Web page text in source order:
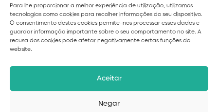
Para lhe proporcionar a melhor experiência de utilização, utilizamos
tecnologias como cookies para recolher informações do seu dispositivo.
O consentimento destes cookies permite-nos processar esses dados e
guardar informação importante sobre o seu comportamento no site. A
recusa dos cookies pode afetar negativamente certas funções do
website.
Aceitar
Negar
Sobre Serviços
Curso Ebooks
Blog
Políticas de privacidade Termos